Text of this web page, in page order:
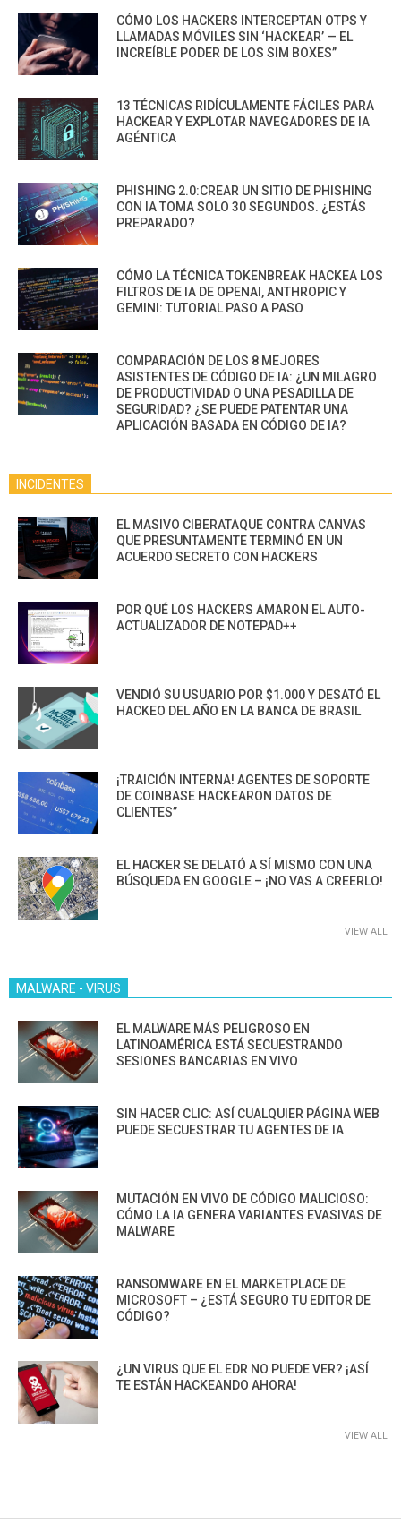
CÓMO LOS HACKERS INTERCEPTAN OTPS Y
LLAMADAS MÓVILES SIN ‘HACKEAR’ — EL
INCREÍBLE PODER DE LOS SIM BOXES”
13 TÉCNICAS RIDÍCULAMENTE FÁCILES PARA
HACKEAR Y EXPLOTAR NAVEGADORES DE IA
AGÉNTICA
PHISHING 2.0:CREAR UN SITIO DE PHISHING
CON IA TOMA SOLO 30 SEGUNDOS. ¿ESTÁS
PREPARADO?
CÓMO LA TÉCNICA TOKENBREAK HACKEA LOS
FILTROS DE IA DE OPENAI, ANTHROPIC Y
GEMINI: TUTORIAL PASO A PASO
COMPARACIÓN DE LOS 8 MEJORES
ASISTENTES DE CÓDIGO DE IA: ¿UN MILAGRO
DE PRODUCTIVIDAD O UNA PESADILLA DE
SEGURIDAD? ¿SE PUEDE PATENTAR UNA
APLICACIÓN BASADA EN CÓDIGO DE IA?
INCIDENTES
EL MASIVO CIBERATAQUE CONTRA CANVAS
QUE PRESUNTAMENTE TERMINÓ EN UN
ACUERDO SECRETO CON HACKERS
POR QUÉ LOS HACKERS AMARON EL AUTO-
ACTUALIZADOR DE NOTEPAD++
VENDIÓ SU USUARIO POR $1.000 Y DESATÓ EL
HACKEO DEL AÑO EN LA BANCA DE BRASIL
¡TRAICIÓN INTERNA! AGENTES DE SOPORTE
DE COINBASE HACKEARON DATOS DE
CLIENTES”
EL HACKER SE DELATÓ A SÍ MISMO CON UNA
BÚSQUEDA EN GOOGLE – ¡NO VAS A CREERLO!
VIEW ALL
MALWARE - VIRUS
EL MALWARE MÁS PELIGROSO EN
LATINOAMÉRICA ESTÁ SECUESTRANDO
SESIONES BANCARIAS EN VIVO
SIN HACER CLIC: ASÍ CUALQUIER PÁGINA WEB
PUEDE SECUESTRAR TU AGENTES DE IA
MUTACIÓN EN VIVO DE CÓDIGO MALICIOSO:
CÓMO LA IA GENERA VARIANTES EVASIVAS DE
MALWARE
RANSOMWARE EN EL MARKETPLACE DE
MICROSOFT – ¿ESTÁ SEGURO TU EDITOR DE
CÓDIGO?
¿UN VIRUS QUE EL EDR NO PUEDE VER? ¡ASÍ
TE ESTÁN HACKEANDO AHORA!
VIEW ALL